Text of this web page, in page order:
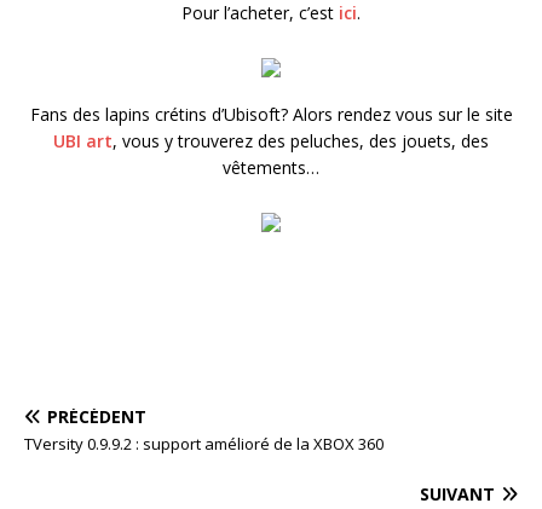
Pour l’acheter, c’est ici.
Fans des lapins crétins d’Ubisoft? Alors rendez vous sur le site
UBI art, vous y trouverez des peluches, des jouets, des
vêtements…
PRÉCÉDENT
TVersity 0.9.9.2 : support amélioré de la XBOX 360
SUIVANT